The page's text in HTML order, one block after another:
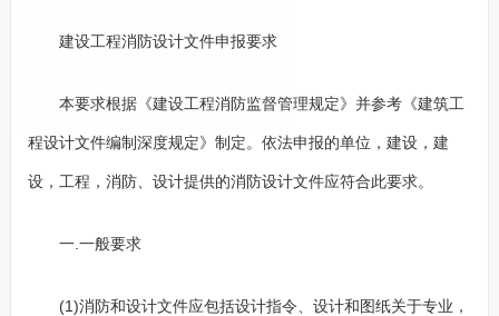
建设工程消防设计文件申报要求
本要求根据《建设工程消防监督管理规定》并参考《建筑工
程设计文件编制深度规定》制定。依法申报的单位，建设，建
设，工程，消防、设计提供的消防设计文件应符合此要求。
一.一般要求
(1)消防和设计文件应包括设计指令、设计和图纸关于专业，